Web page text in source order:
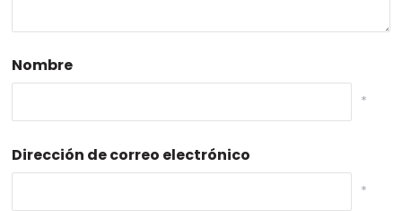
Nombre
*
Dirección de correo electrónico
*